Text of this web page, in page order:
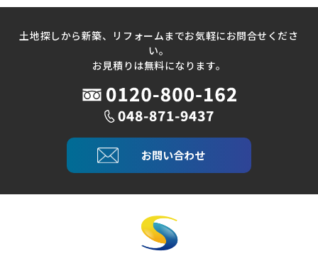
土地探しから新築、リフォームまでお気軽にお問合せくださ
い。
お見積りは無料になります。
お問い合わせ